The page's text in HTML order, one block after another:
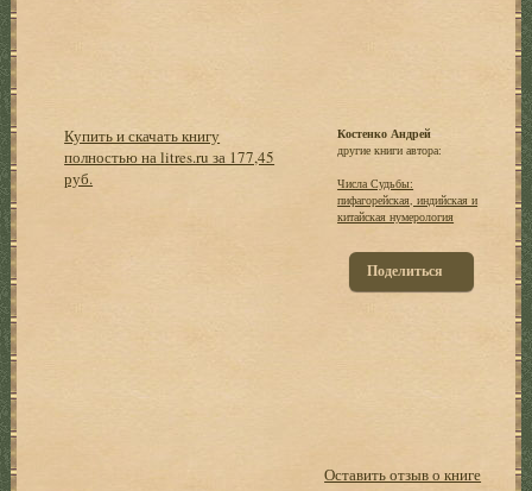
Купить и скачать книгу
полностью на litres.ru за 177,45
руб.
Костенко Андрей
другие книги автора:
Числа Судьбы:
пифагорейская, индийская и
китайская нумерология
Поделиться
Оставить отзыв о книге